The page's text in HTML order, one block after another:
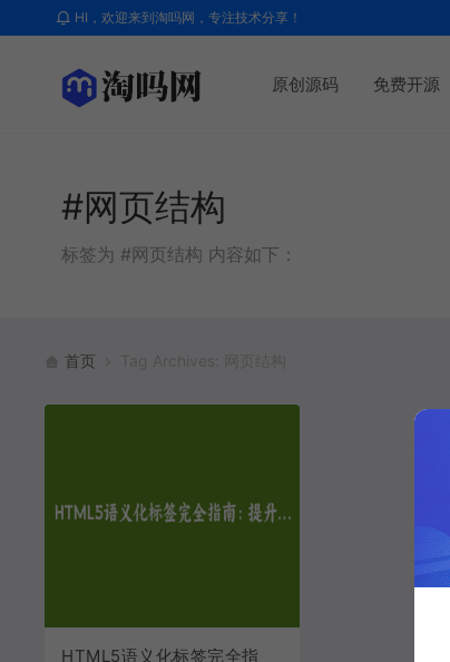
HI，欢迎来到淘吗网，专注技术分享！
原创源码 免费开源
#网页结构
标签为 #网页结构 内容如下：
首页
HTML5语义化标签完全指